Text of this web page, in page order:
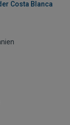
Costa Blanca